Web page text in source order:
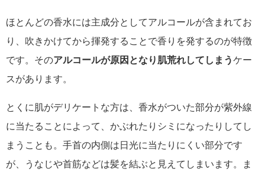
ほとんどの香水には主成分としてアルコールが含まれてお
り、吹きかけてから揮発することで香りを発するのが特徴
です。そのアルコールが原因となり肌荒れしてしまうケー
スがあります。
とくに肌がデリケートな方は、香水がついた部分が紫外線
に当たることによって、かぶれたりシミになったりしてし
まうことも。手首の内側は日光に当たりにくい部分です
が、うなじや首筋などは髪を結ぶと見えてしまいます。ま